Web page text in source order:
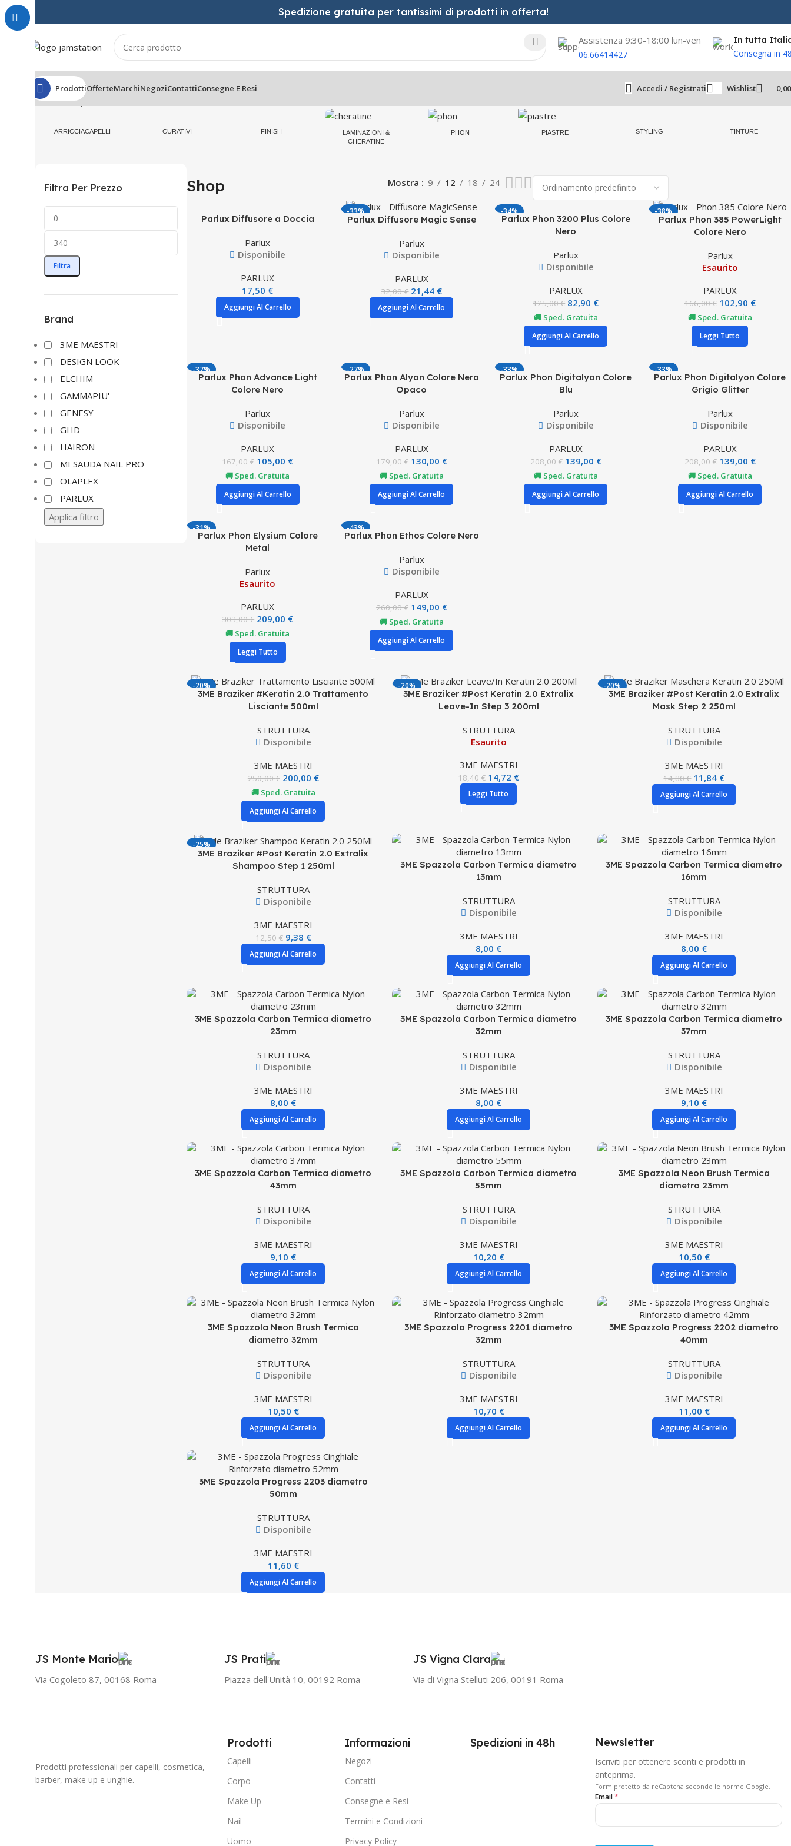
Spedizione gratuita per tantissimi di prodotti in offerta!
Assistenza 9:30-18:00 lun-ven
06.66414427
In tutta
Consegna in
ProdottiOfferteMarchiNegoziContattiConsegne E Resi Accedi / Registrati Wishlist
Home Shop
ARRICCIACAPELLI CURATIVI FINISH
LAMINAZIONI &
CHERATINE
PHON PIASTRE STYLING TINTURE
Filtra Per Prezzo
Filtra
Brand
3ME MAESTRI
DESIGN LOOK
ELCHIM
GAMMAPIU'
GENESY
GHD
HAIRON
MESAUDA NAIL PRO
OLAPLEX
PARLUX
Applica filtro
Shop Mostra 9 12 18 24
Parlux Diffusore a Doccia
Parlux
Disponibile
PARLUX
17,50 €
Aggiungi Al Carrello
-33%
Parlux Diffusore Magic Sense
Parlux
Disponibile
PARLUX
32,00€ 21,44 €
Aggiungi Al Carrello
-34%
Parlux Phon 3200 Plus Colore
Nero
Parlux
Disponibile
PARLUX
125,00€ 82,90 €
🚚 Sped. Gratuita
Aggiungi Al Carrello
-38%
Parlux Phon 385 PowerLight
Colore Nero
Parlux
Esaurito
PARLUX
166,00€ 102,90 €
🚚 Sped. Gratuita
Leggi Tutto
-37%
Parlux Phon Advance Light
Colore Nero
Parlux
Disponibile
PARLUX
167,00€ 105,00 €
🚚 Sped. Gratuita
Aggiungi Al Carrello
-27%
Parlux Phon Alyon Colore Nero
Opaco
Parlux
Disponibile
PARLUX
179,00€ 130,00 €
🚚 Sped. Gratuita
Aggiungi Al Carrello
-33%
Parlux Phon Digitalyon Colore
Blu
Parlux
Disponibile
PARLUX
208,00€ 139,00 €
🚚 Sped. Gratuita
Aggiungi Al Carrello
-33%
Parlux Phon Digitalyon Colore
Grigio Glitter
Parlux
Disponibile
PARLUX
208,00€ 139,00 €
🚚 Sped. Gratuita
Aggiungi Al Carrello
-31%
Parlux Phon Elysium Colore
Metal
Parlux
Esaurito
PARLUX
303,00€ 209,00 €
🚚 Sped. Gratuita
Leggi Tutto
-43%
Parlux Phon Ethos Colore Nero
Parlux
Disponibile
PARLUX
260,00€ 149,00 €
🚚 Sped. Gratuita
Aggiungi Al Carrello
-20%
3ME Braziker #Keratin 2.0 Trattamento
Lisciante 500ml
STRUTTURA
Disponibile
3ME MAESTRI
250,00€ 200,00 €
🚚 Sped. Gratuita
Aggiungi Al Carrello
-20%
3ME Braziker #Post Keratin 2.0 Extralix
Leave-In Step 3 200ml
STRUTTURA
Esaurito
3ME MAESTRI
18,40€ 14,72 €
Leggi Tutto
-20%
3ME Braziker #Post Keratin 2.0 Extralix
Mask Step 2 250ml
STRUTTURA
Disponibile
3ME MAESTRI
14,80€ 11,84 €
Aggiungi Al Carrello
-25%
3ME Braziker #Post Keratin 2.0 Extralix
Shampoo Step 1 250ml
STRUTTURA
Disponibile
3ME MAESTRI
12,50€ 9,38 €
Aggiungi Al Carrello
3ME Spazzola Carbon Termica diametro
13mm
STRUTTURA
Disponibile
3ME MAESTRI
8,00 €
Aggiungi Al Carrello
3ME Spazzola Carbon Termica diametro
16mm
STRUTTURA
Disponibile
3ME MAESTRI
8,00 €
Aggiungi Al Carrello
3ME Spazzola Carbon Termica diametro
23mm
STRUTTURA
Disponibile
3ME MAESTRI
8,00 €
Aggiungi Al Carrello
3ME Spazzola Carbon Termica diametro
32mm
STRUTTURA
Disponibile
3ME MAESTRI
8,00 €
Aggiungi Al Carrello
3ME Spazzola Carbon Termica diametro
37mm
STRUTTURA
Disponibile
3ME MAESTRI
9,10 €
Aggiungi Al Carrello
3ME Spazzola Carbon Termica diametro
43mm
STRUTTURA
Disponibile
3ME MAESTRI
9,10 €
Aggiungi Al Carrello
3ME Spazzola Carbon Termica diametro
55mm
STRUTTURA
Disponibile
3ME MAESTRI
10,20 €
Aggiungi Al Carrello
3ME Spazzola Neon Brush Termica
diametro 23mm
STRUTTURA
Disponibile
3ME MAESTRI
10,50 €
Aggiungi Al Carrello
3ME Spazzola Neon Brush Termica
diametro 32mm
STRUTTURA
Disponibile
3ME MAESTRI
10,50 €
Aggiungi Al Carrello
3ME Spazzola Progress 2201 diametro
32mm
STRUTTURA
Disponibile
3ME MAESTRI
10,70 €
Aggiungi Al Carrello
3ME Spazzola Progress 2202 diametro
40mm
STRUTTURA
Disponibile
3ME MAESTRI
11,00 €
Aggiungi Al Carrello
3ME Spazzola Progress 2203 diametro
50mm
STRUTTURA
Disponibile
3ME MAESTRI
11,60 €
Aggiungi Al Carrello
JS Monte Mario
Via Cogoleto 87, 00168 Roma
JS Prati
Piazza dell'Unità 10, 00192 Roma
JS Vigna Clara
Via di Vigna Stelluti 206, 00191 Roma
Prodotti professionali per capelli, cosmetica,
barber, make up e unghie.
Prodotti
Capelli
Corpo
Make Up
Nail
Uomo
Informazioni
Negozi
Contatti
Consegne e Resi
Termini e Condizioni
Privacy Policy
Spedizioni in 48h Newsletter
Iscriviti per ottenere sconti e prodotti in
anteprima.
Form protetto da reCaptcha secondo le norme Google.
Email*